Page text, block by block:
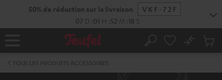
50% de réduction sur la livraison
VKF-72F
07 D 01 H 52 M 17 S
Page
Rechercher
No
panier